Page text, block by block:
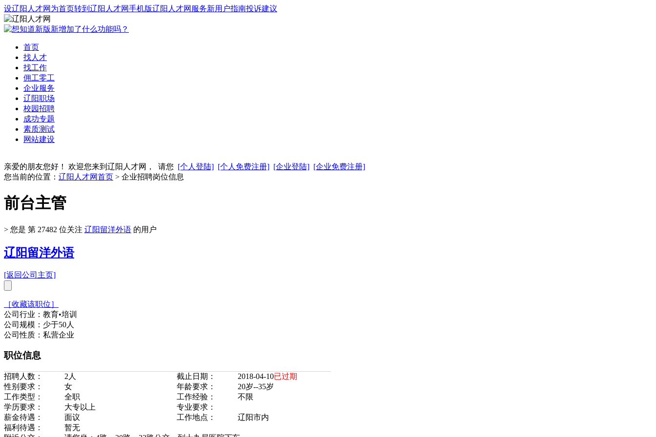
设辽阳人才网为首页转到辽阳人才网手机版辽阳人才网服务新用户指南投诉建议
首页
找人才
找工作
佣工零工
企业服务
辽阳职场
校园招聘
成功专题
素质测试
网站建设
亲爱的朋友您好！ 欢迎您来到辽阳人才网， 请您 [个人登陆] [个人免费注册] [企业登陆] [企业免费注册]
您当前的位置： 辽阳人才网首页 > 企业招聘岗位信息
前台主管
> 您是 第 27482 位关注 辽阳留洋外语 的用户
辽阳留洋外语
[返回公司主页]
［收藏该职位］
公司行业：教育•培训
公司规模：少于50人
公司性质：私营企业
职位信息
招聘人数： 2人 截止日期： 2018-04-10已过期
性别要求：
女 年龄要求：
20岁--35岁
工作类型：
全职 工作经验：
不限
学历要求：
大专以上
专业要求：
薪金待遇：
面议 工作地点：
辽阳市内
福利待遇：
暂无